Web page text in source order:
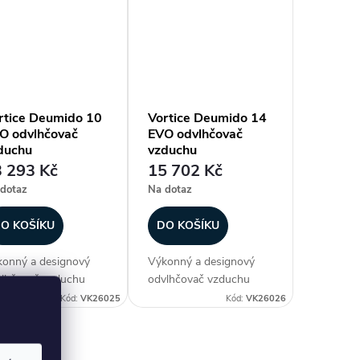
Deumido 10
odvlhčovač
293 Kč
KOŠÍKU
a designový
vzduchu
Deumido 10
jsou suterény,
Kód:VK26025
Vortice Deumido 14
EVO odvlhčovač
vzduchu
15 702 Kč
Na dotaz
DO KOŠÍKU
Výkonný a designový
odvlhčovač vzduchu
Vortice Deumido 14
Kód: VK26026